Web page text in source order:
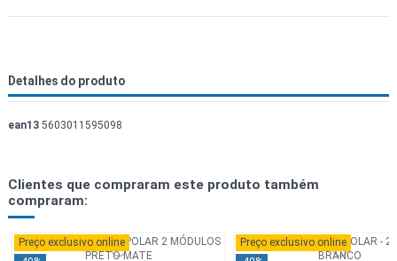
Detalhes do produto
ean13 5603011595098
Clientes que compraram este produto também
compraram:
Preço exclusivo online
Preço exclusivo online